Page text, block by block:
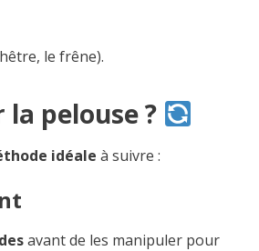
le frêne).
pelouse ?
idéale à suivre :
avant de les manipuler pour